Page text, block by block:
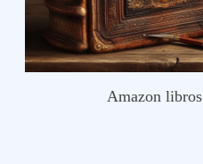
Amazon libros